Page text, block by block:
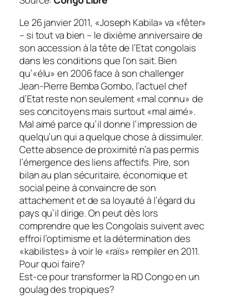
Le 26 janvier 2011, «Joseph Kabila» va «fêter»
– si tout va bien – le dixième anniversaire de
son accession à la tête de l’Etat congolais
dans les conditions que l’on sait. Bien
qu’«élu» en 2006 face à son challenger
Jean-Pierre Bemba Gombo, l’actuel chef
d’Etat reste non seulement «mal connu» de
ses concitoyens mais surtout «mal aimé».
Mal aimé parce qu’il donne l’impression de
quelqu’un qui a quelque chose à dissimuler.
Cette absence de proximité n’a pas permis
l’émergence des liens affectifs. Pire, son
bilan au plan sécuritaire, économique et
social peine à convaincre de son
attachement et de sa loyauté à l’égard du
pays qu’il dirige. On peut dès lors
comprendre que les Congolais suivent avec
effroi l’optimisme et la détermination des
«kabilistes» à voir le «raïs» rempiler en 2011.
Pour quoi faire?
Est-ce pour transformer la RD Congo en un
goulag des tropiques?